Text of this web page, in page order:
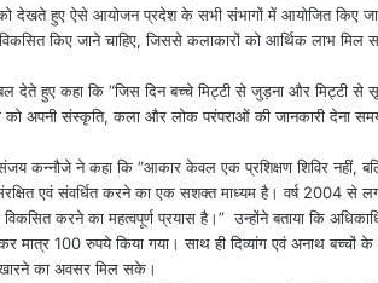
देखते हुए ऐसे आयोजन प्रदेश के सभी संभागों में आयोजित किए
किए जाने चाहिए, जिससे कलाकारों को आर्थिक लाभ
देते हुए कहा कि “जिस दिन बच्चे मिट्टी से जुड़ना और मिट्टी से
अपनी संस्कृति, कला और लोक परंपराओं की जानकारी देना
कन्नौजे ने कहा कि “आकार केवल एक प्रशिक्षण शिविर नहीं,
एवं संवर्धित करने का एक सशक्त माध्यम है। वर्ष 2004 से
करने का महत्वपूर्ण प्रयास है।” उन्होंने बताया कि
100 रुपये किया गया। साथ ही दिव्यांग एवं अनाथ बच्चों के
का अवसर मिल सके।